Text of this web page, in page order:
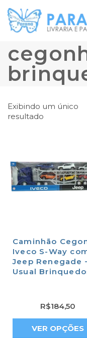
Exibindo um único
resultado
Caminhão
Iveco S-Way
Jeep Renegade
Usual
R$184,50
VER OPÇÕES